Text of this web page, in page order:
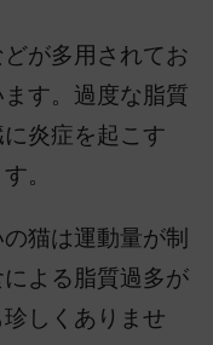
が多用されてお
す。過度な脂質
炎症を起こす
。
猫は運動量が制
よる脂質過多が
しくありませ